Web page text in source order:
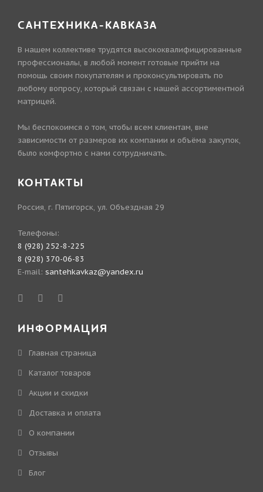
САНТЕХНИКА-КАВКАЗА
В нашем коллективе трудятся высококвалифицированные
профессионалы, в любой момент готовые прийти на
помощь своим покупателям и проконсультировать по
любому вопросу, который связан с нашей ассортиментной
матрицей.
Мы беспокоимся о том, чтобы всем клиентам, вне
зависимости от размеров их компании и объёма закупок,
было комфортно с нами сотрудничать.
КОНТАКТЫ
Россия, г. Пятигорск, ул. Объездная 29
Телефоны:
8 (928) 252-8-225
8 (928) 370-06-83
E-mail: santehkavkaz@yandex.ru
ИНФОРМАЦИЯ
Главная страница
Каталог товаров
Акции и скидки
Доставка и оплата
О компании
Отзывы
Блог